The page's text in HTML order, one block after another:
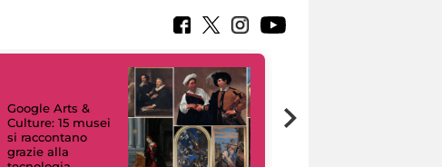
Google Arts &
Culture: 15 musei
si raccontano
grazie alla